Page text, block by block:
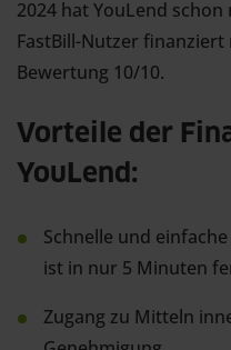
2024 hat YouLend
FastBill-Nutzer
Bewertung 10/10.
Vorteile der
YouLend:
Schnelle und
ist in nur 5 Minuten
Zugang zu Mitteln